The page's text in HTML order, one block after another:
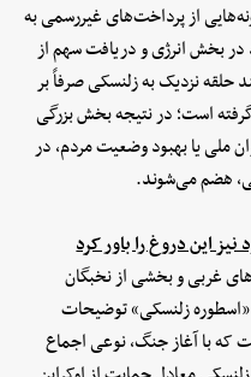
از پرداخت‌های غیررسمی به
بخش انرژی و دریافت سهم از
حلقه نزدیک به زلنسکی صرفاً بر
است؛ در نتیجه بخش بزرگی
ملی یا بهبود وضعیت مردم، در
هضم می‌شوند.
این دروغ را باور کرد
غربی و بخشی از نخبگان
«اسطوره زلنسکی» توضیحات
که با آغاز جنگ، نوعی اجماع